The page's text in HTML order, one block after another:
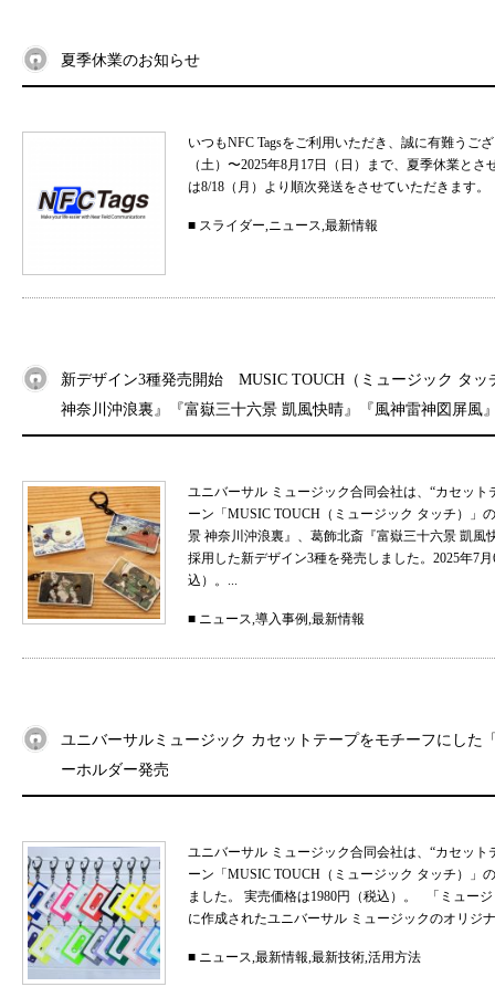
夏季休業のお知らせ
いつもNFC Tagsをご利用いただき、誠に有難う
（土）〜2025年8月17日（日）まで、夏季休業と
は8/18（月）より順次発送をさせていただきま
■ スライダー,ニュース,最新情報
新デザイン3種発売開始 MUSIC TOUCH（ミュージック タッ
神奈川沖浪裏』『富嶽三十六景 凱風快晴』『風神雷神図屏風
ユニバーサル ミュージック合同会社は、“カセッ
ーン「MUSIC TOUCH（ミュージック タッチ）」
景 神奈川沖浪裏』、葛飾北斎『富嶽三十六景 凱
採用した新デザイン3種を発売しました。2025年7
込）。...
■ ニュース,導入事例,最新情報
ユニバーサルミュージック カセットテープをモチーフにした
ーホルダー発売
ユニバーサル ミュージック合同会社は、“カセッ
ーン「MUSIC TOUCH（ミュージック タッチ）」
ました。 実売価格は1980円（税込）。 「ミュー
に作成されたユニバーサル ミュージックのオリジ
■ ニュース,最新情報,最新技術,活用方法